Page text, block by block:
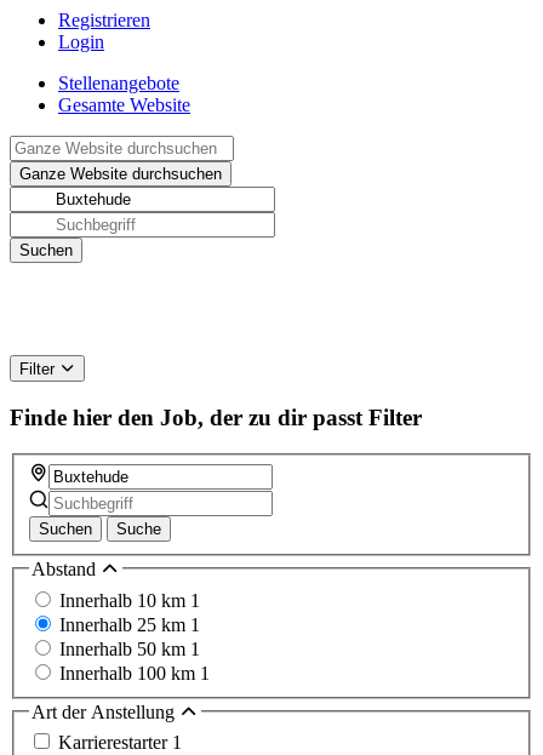
Registrieren
Login
Stellenangebote
Gesamte Website
Filter
Finde hier den Job, der zu dir passt Filter
Suchen Suche
Abstand
Innerhalb 10 km 1
Innerhalb 25 km 1
Innerhalb 50 km 1
Innerhalb 100 km 1
Art der Anstellung
Karrierestarter 1